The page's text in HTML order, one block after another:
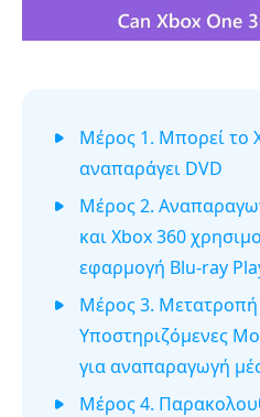
Μέρος 1. Μπορεί το
αναπαράγει DVD
Μέρος 2.
και Xbox 360
εφαρμογή Blu-ray
Μέρος 3. Μετατροπή
Υποστηριζόμενες
για αναπαραγωγή
Μέρος 4.